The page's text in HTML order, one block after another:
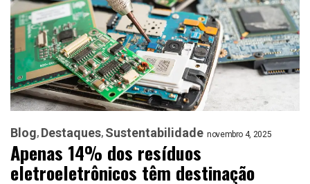
Blog Destaques Sustentabilidade novembro 4, 2025
Apenas 14% dos resíduos
eletroeletrônicos têm destinação